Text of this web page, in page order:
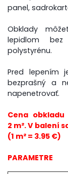
panel,
Obklady
lepidlom
polystyrénu.
Pred lepením
bezprašný a
napenetrovať.
Cena
2 m². V balení
(1 m² = 3.95 €)
PARAMETRE